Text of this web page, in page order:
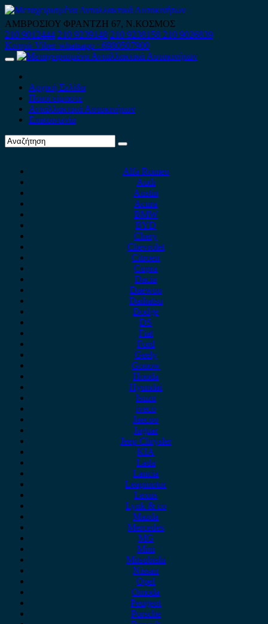
Skip
to
content
ΑΜΒΡΟΣΙΟΥ ΦΡΑΝΤΖΗ 67, Ν.ΚΟΣΜΟΣ
210 9012444 210 9239148 210 9238158 210 9026839
Κινητό-Viber-whatsapp : 6980507900
Primary
Αρχική Σελίδα
Ποιοί είμαστε
Ανταλλακτικά Αυτοκινήτων
Επικοινωνία
Alfa Romeo
Audi
Austin
Acura
BMW
BYD
Chery
Chevrolet
Citroen
Cupra
Dacia
Daewoo
Daihatsu
Dodge
DS
Fiat
Ford
Geely
Gonow
Honda
Hyundai
Isuzu
iveco
Jaecoo
Jaguar
Jeep Chrysler
KIA
Lada
Lancia
Leapmotor
Lexus
Lynk & co
Mazda
Mercedes
MG
Mini
Mitsubishi
Nissan
Opel
Omoda
Peugeot
Porsche